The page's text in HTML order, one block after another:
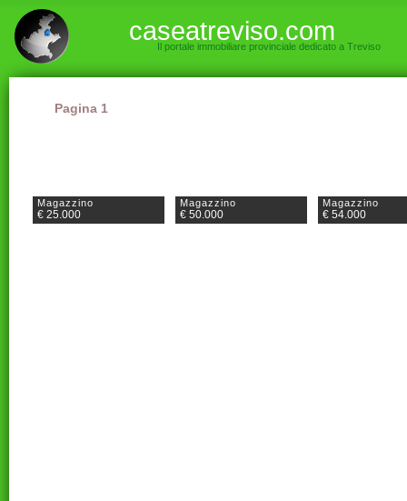
caseatreviso.com
Il portale immobiliare provinciale dedicato a Treviso
Pagina 1
Magazzino
€ 25.000
Magazzino
€ 50.000
Magazzino
€ 54.000